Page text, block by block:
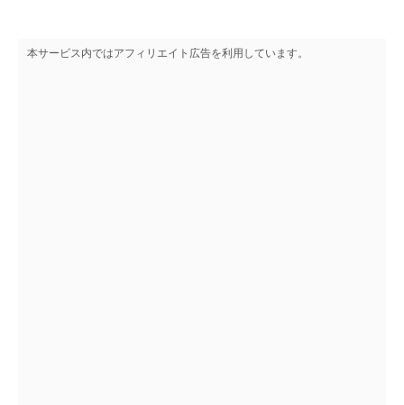
本サービス内ではアフィリエイト広告を利用しています。